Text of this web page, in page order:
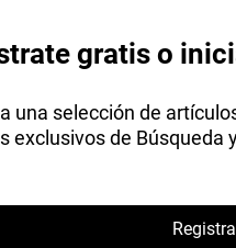
gratis o
una selección de
exclusivos de Búsqueda